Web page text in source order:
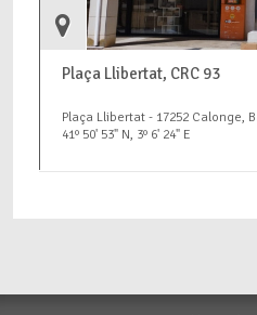
Plaça Llibertat, CRC 93
Plaça Llibertat - 17252 Calonge,
41º 50' 53" N, 3º 6' 24" E